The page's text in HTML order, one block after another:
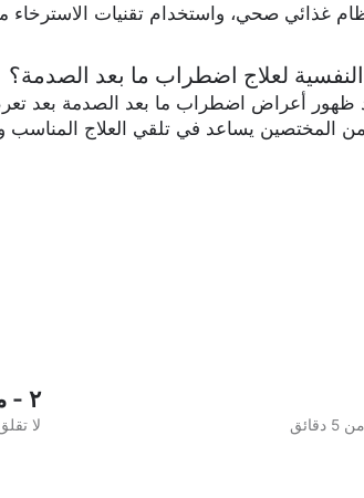
غذائي صحي، واستخدام تقنيات
لعلاج اضطراب ما بعد الصدمة؟
أعراض اضطراب ما بعد الصدمة بعد
من المختصين يساعد في تلقي العلاج المناسب
٢ - متوفر دائمًا
لا